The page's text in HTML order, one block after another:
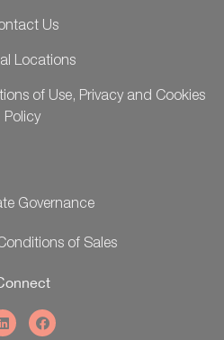
Us
Locations
of Use, Privacy and Cookies
Policy
Governance
of Sales